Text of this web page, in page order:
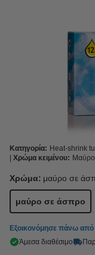
Κατηγορία: Heat-shrink
Χρώμα κειμένου: Μαύρο
Χρώμα: μαύρο σε
μαύρο σε άσπρο
Εξοικονόμησε πάνω από
Άμεσα διαθέσιμο